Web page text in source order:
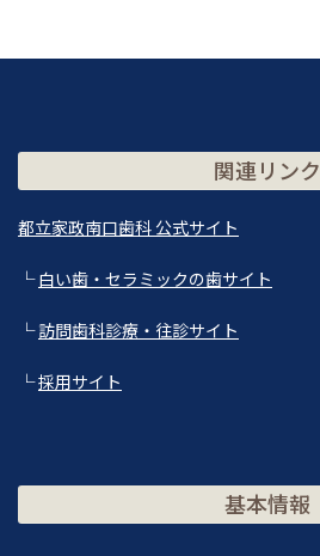
関連リンク
都立家政南口歯科 公式サイト
└白い歯・セラミックの歯サイト
└訪問歯科診療・往診サイト
└採用サイト
基本情報